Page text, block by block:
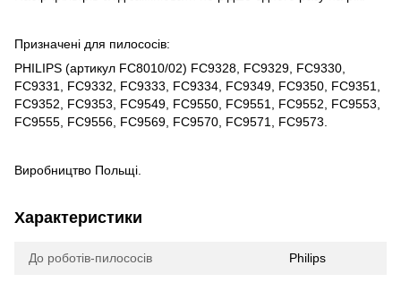
Призначені для пилососів:
PHILIPS (артикул FC8010/02) FC9328, FC9329, FC9330,
FC9331, FC9332, FC9333, FC9334, FC9349, FC9350, FC9351,
FC9352, FC9353, FC9549, FC9550, FC9551, FC9552, FC9553,
FC9555, FC9556, FC9569, FC9570, FC9571, FC9573.
Виробництво Польщі.
Характеристики
До роботів-пилососів Philips